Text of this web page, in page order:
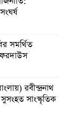
সমর্থিত
রবীন্দ্রনাথ
সাংস্কৃতিক